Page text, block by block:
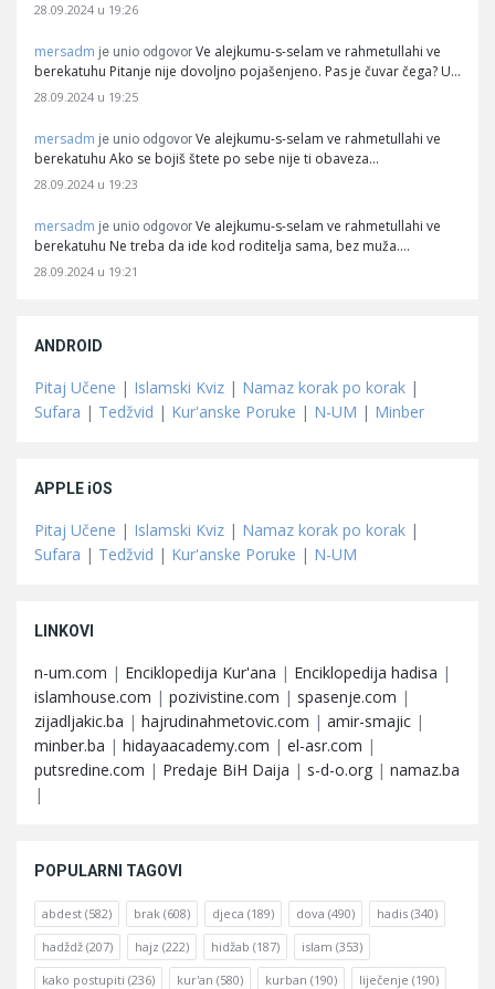
28.09.2024 u 19:26
mersadm je unio odgovor Ve alejkumu-s-selam ve rahmetullahi ve
berekatuhu Pitanje nije dovoljno pojašenjeno. Pas je čuvar čega? U…
28.09.2024 u 19:25
mersadm je unio odgovor Ve alejkumu-s-selam ve rahmetullahi ve
berekatuhu Ako se bojiš štete po sebe nije ti obaveza…
28.09.2024 u 19:23
mersadm je unio odgovor Ve alejkumu-s-selam ve rahmetullahi ve
berekatuhu Ne treba da ide kod roditelja sama, bez muža.…
28.09.2024 u 19:21
ANDROID
Pitaj Učene | Islamski Kviz | Namaz korak po korak |
Sufara | Tedžvid | Kur'anske Poruke | N-UM | Minber
APPLE iOS
Pitaj Učene | Islamski Kviz | Namaz korak po korak |
Sufara | Tedžvid | Kur'anske Poruke | N-UM
LINKOVI
n-um.com | Enciklopedija Kur'ana | Enciklopedija hadisa |
islamhouse.com | pozivistine.com | spasenje.com |
zijadljakic.ba | hajrudinahmetovic.com | amir-smajic |
minber.ba | hidayaacademy.com | el-asr.com |
putsredine.com | Predaje BiH Daija | s-d-o.org | namaz.ba
|
POPULARNI TAGOVI
abdest (582) brak (608) djeca (189) dova (490) hadis (340)
hadždž (207) hajz (222) hidžab (187) islam (353)
kako postupiti (236) kur'an (580) kurban (190) liječenje (190)